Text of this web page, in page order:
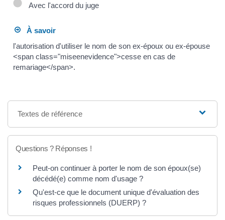
Avec l'accord du juge
À savoir
l'autorisation d'utiliser le nom de son ex-époux ou ex-épouse
<span class="miseenevidence">cesse en cas de
remariage</span>.
Textes de référence
Questions ? Réponses !
Peut-on continuer à porter le nom de son époux(se)
décédé(e) comme nom d'usage ?
Qu'est-ce que le document unique d'évaluation des
risques professionnels (DUERP) ?